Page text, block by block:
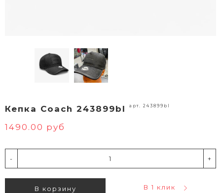
Кепка Coach 243899bl арт. 243899bl
1490.00 руб
- +
В корзину В 1 клик